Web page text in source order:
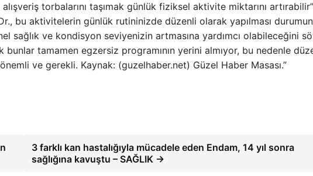
torbalarını taşımak günlük fiziksel aktivite miktarını artırabilir”
bu aktivitelerin günlük rutininizde düzenli olarak yapılması
sağlık ve kondisyon seviyenizin artmasına yardımcı olabileceğini
tamamen egzersiz programının yerini almıyor, bu nedenle
ve gerekli. Kaynak: (guzelhaber.net) Güzel Haber Masası.”
3 farklı kan hastalığıyla mücadele eden Endam, 14 yıl sonra
sağlığına kavuştu – SAĞLIK →